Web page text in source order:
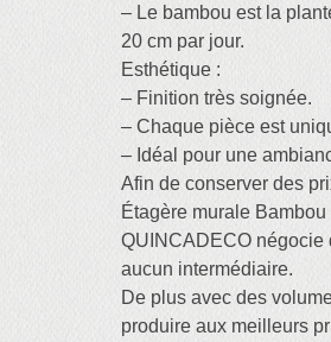
– Le bambou est la
20 cm par jour.
Esthétique :
– Finition très soignée.
– Chaque pièce est
– Idéal pour une
Afin de conserver des
Étagère murale
QUINCADECO négocie
aucun intermédiaire.
De plus avec des
produire aux meilleurs